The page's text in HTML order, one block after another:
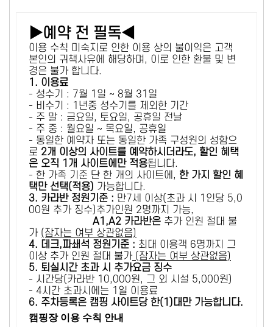
▶예약 전 필독◀
이용 수칙 미숙지로 인한 이용 상의 불이익은 고객
본인의 귀책사유에 해당하며, 이로 인한 환불 및 변
경은 불가 합니다.
1. 이용료
- 성수기 : 7월 1일 ~ 8월 31일
- 비수기 : 1년중 성수기를 제외한 기간
- 주 말 : 금요일, 토요일, 공휴일 전날
- 주 중 : 월요일 ~ 목요일, 공휴일
- 동일한 예약자 또는 동일한 가족 구성원의 성함으
로 2개 이상의 사이트를 예약하시더라도, 할인 혜택
은 오직 1개 사이트에만 적용됩니다.
- 한 가족 기준 단 한 개의 사이트에, 한 가지 할인 혜
택만 선택(적용) 가능합니다.
3. 카라반 정원기준 : 만7세 이상(초과 시 1인당 5,0
00원 추가 징수)추가인원 2명까지 가능,
A1,A2 카라반은 추가 인원 절대 불
가 (잠자는 여부 상관없음)
4. 데크,파쇄석 정원기준 : ​최대 이용객 6명까지 그
이상 추가 인원 절대 불가 (잠자는 여부 상관없음)
5. 퇴실시간 초과 시 추가요금 징수
- 시간당(카라반 10,000원, 그 외 시설 5,000원)
- 4시간 초과시에는 1일 이용료
6. 주차등록은 캠핑 사이트당 한(1)대만 가능합니다.
캠핑장 이용 수칙 안내